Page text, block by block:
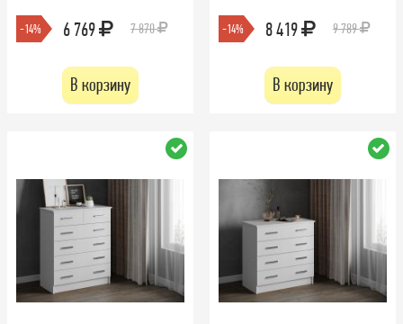
-14% 6 769 7 870
В корзину
-14% 8 419 9 789
В корзину